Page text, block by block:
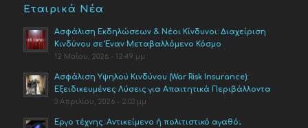
Εταιρικά Νέα
Ασφάλιση Εκδηλώσεων & Νέοι Κίνδυνοι: Διαχείριση
Κινδύνου σε Έναν Μεταβαλλόμενο Κόσμο
12 Μαΐου, 2026 - 12:49 μμ
Ασφάλιση Υψηλού Κινδύνου (War Risk Insurance):
Εξειδικευμένες Λύσεις για Απαιτητικά Περιβάλλοντα
3 Απριλίου, 2026 - 2:03 μμ
Έργο τέχνης: Αντικείμενο ή πολιτιστικό αγαθό;